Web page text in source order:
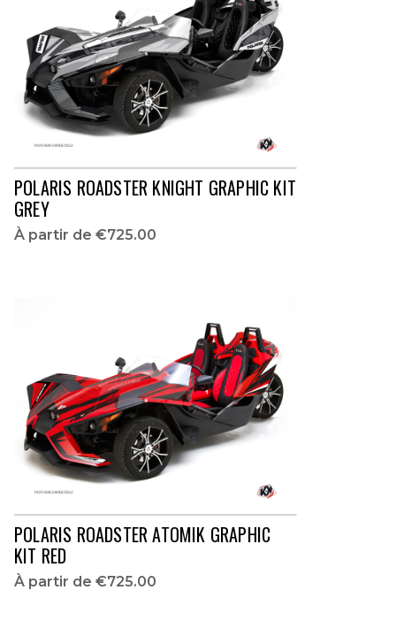
POLARIS ROADSTER KNIGHT GRAPHIC KIT
GREY
À partir de €725.00
POLARIS ROADSTER ATOMIK GRAPHIC
KIT RED
À partir de €725.00